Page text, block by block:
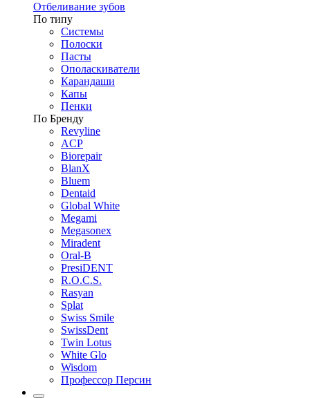
Отбеливание зубов
По типу
Системы
Полоски
Пасты
Ополаскиватели
Карандаши
Капы
Пенки
По Бренду
Revyline
ACP
Biorepair
BlanX
Bluem
Dentaid
Global White
Megami
Megasonex
Miradent
Oral-B
PresiDENT
R.O.C.S.
Rasyan
Splat
Swiss Smile
SwissDent
Twin Lotus
White Glo
Wisdom
Профессор Персин